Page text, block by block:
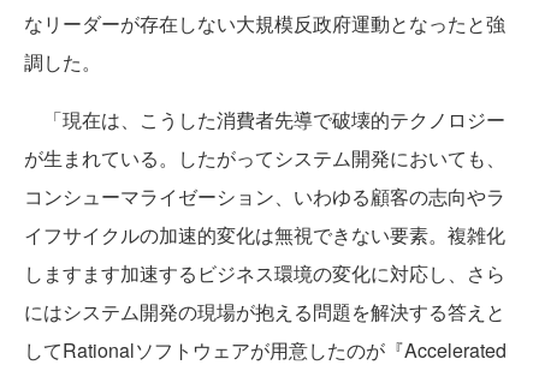
なリーダーが存在しない大規模反政府運動となったと強
調した。
「現在は、こうした消費者先導で破壊的テクノロジー
が生まれている。したがってシステム開発においても、
コンシューマライゼーション、いわゆる顧客の志向やラ
イフサイクルの加速的変化は無視できない要素。複雑化
しますます加速するビジネス環境の変化に対応し、さら
にはシステム開発の現場が抱える問題を解決する答えと
してRationalソフトウェアが用意したのが『Accelerated